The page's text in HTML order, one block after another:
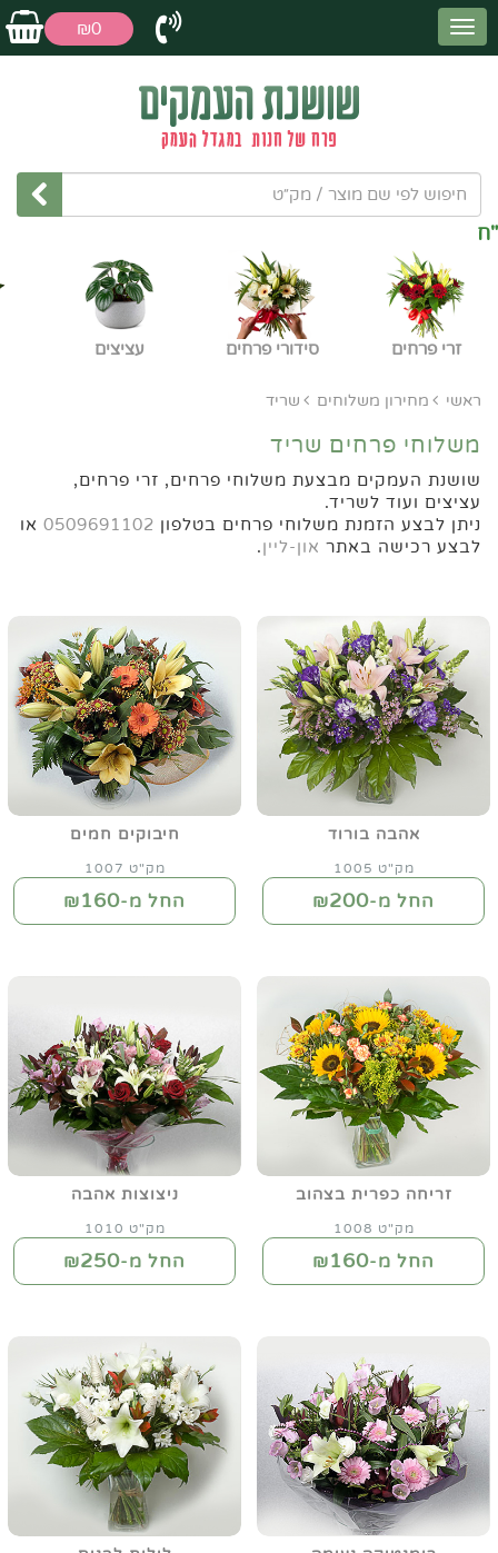
₪0
פרחים ל
זרי פרחים סידורי פרחים עציצים
ראשי מחירון משלוחים שריד
משלוחי פרחים שריד
שושנת העמקים מבצעת משלוחי פרחים, זרי פרחים,
עציצים ועוד לשריד.
ניתן לבצע הזמנת משלוחי פרחים בטלפון 0509691102 או
לבצע רכישה באתר און-ליין.
אהבה בורוד
מק"ט 1005
החל מ-₪200
חיבוקים חמים
מק"ט 1007
החל מ-₪160
זריחה כפרית בצהוב
מק"ט 1008
החל מ-₪160
ניצוצות אהבה
מק"ט 1010
החל מ-₪250